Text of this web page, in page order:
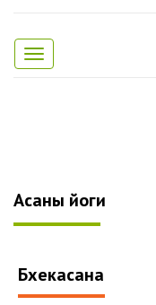
Toggle
navigation
Асаны йоги
Бхекасана